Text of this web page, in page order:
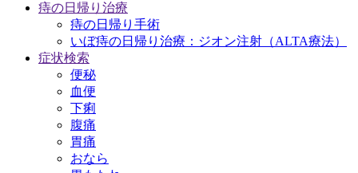
痔の日帰り治療
痔の日帰り手術
いぼ痔の日帰り治療：ジオン注射（ALTA療法）
症状検索
便秘
血便
下痢
腹痛
胃痛
おなら